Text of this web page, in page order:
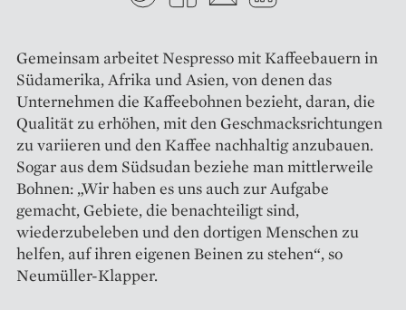
Gemeinsam arbeitet Nespresso mit Kaffeebauern in
Südamerika, ­Afrika und Asien, von denen das
Unternehmen die Kaffeebohnen bezieht, daran, die
Qualität zu erhöhen, mit den Geschmacksrichtungen
zu variieren und den Kaffee nachhaltig anzubauen.
Sogar aus dem Südsudan beziehe man mittlerweile
Bohnen: „Wir haben es uns auch zur Aufgabe
gemacht, Gebiete, die benachteiligt sind,
wiederzubeleben und den dortigen Menschen zu
helfen, auf ihren eigenen Beinen zu stehen“, so
Neumüller-Klapper.